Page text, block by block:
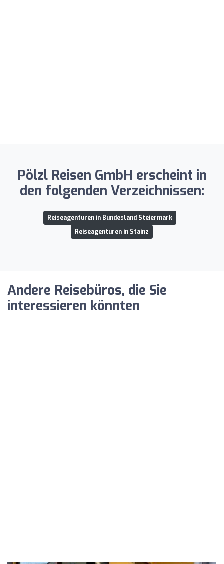
Pölzl Reisen GmbH erscheint in
den folgenden Verzeichnissen:
Reiseagenturen in Bundesland Steiermark
Reiseagenturen in Stainz
Andere Reisebüros, die Sie
interessieren könnten